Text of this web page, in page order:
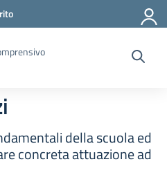
della scuola ed
concreta attuazione ad